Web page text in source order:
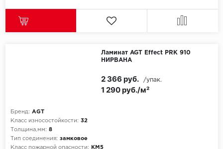
Ламинат AGT Effect PRK 910
НИРВАНА
Бренд: AGT
Класс износостойкости: 32
Толщина,мм: 8
Тип соединения: замковое
Класс пожарной опасности:
КМ5
1 290 руб./м²
2 366 руб. /упак.